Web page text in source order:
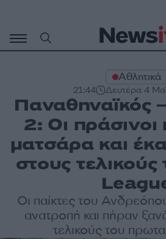
περιεχόμενο
Αθλητικά
21:44 Δευτέρα 4
2: Οι
ματσάρα και
στους
Οι παίκτες του
ανατροπή και πήραν
τελικούς του